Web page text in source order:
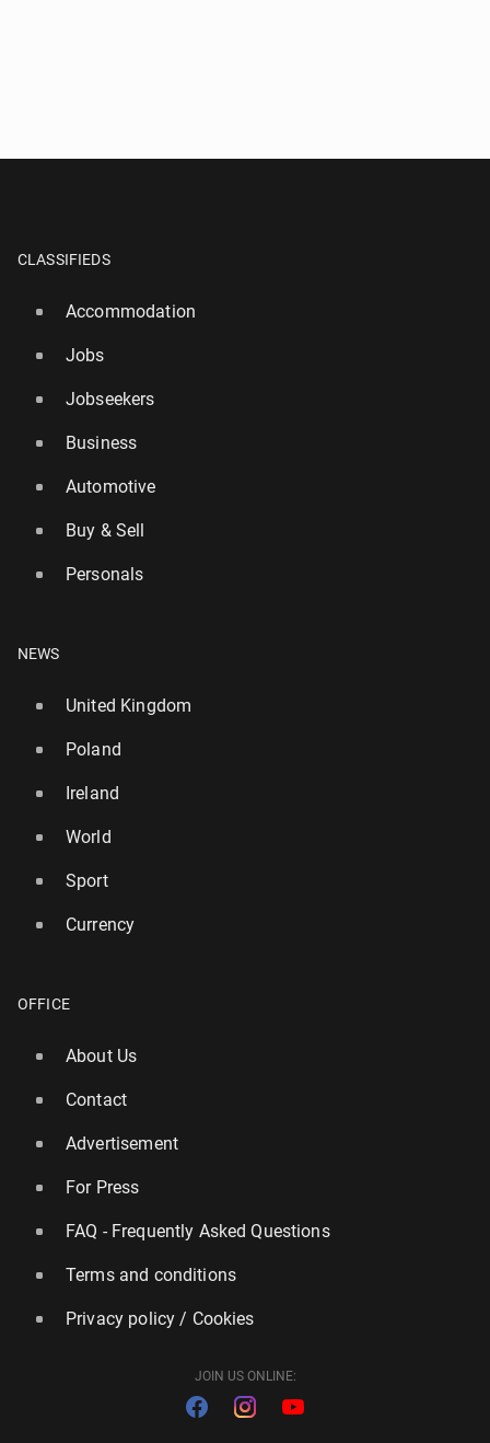
CLASSIFIEDS
Accommodation
Jobs
Jobseekers
Business
Automotive
Buy & Sell
Personals
NEWS
United Kingdom
Poland
Ireland
World
Sport
Currency
OFFICE
About Us
Contact
Advertisement
For Press
FAQ - Frequently Asked Questions
Terms and conditions
Privacy policy / Cookies
JOIN US ONLINE: